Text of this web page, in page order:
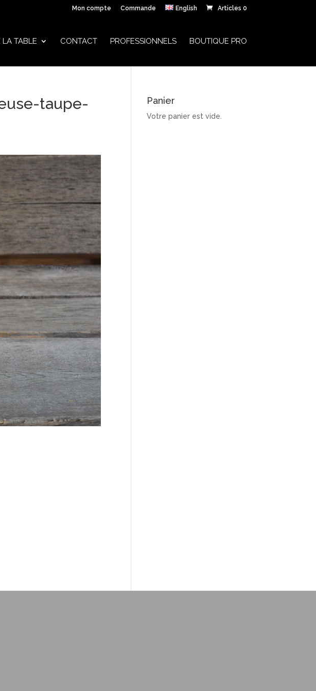
Mon compte Commande English Articles 0
LA TABLE CONTACT PROFESSIONNELS BOUTIQUE PRO
taupe-
Panier
Votre panier est vide.